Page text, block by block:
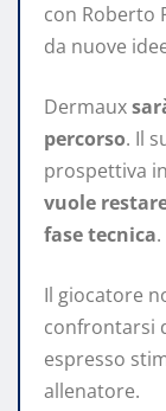
con Roberto
da nuove
Dermaux
percorso. Il
prospettiva
vuole
fase tecnica.
Il giocatore
confrontarsi
espresso
allenatore.